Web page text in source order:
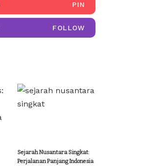
PIN
FOLLOW
Sejarah Nusantara Singkat:
Perjalanan Panjang Indonesia